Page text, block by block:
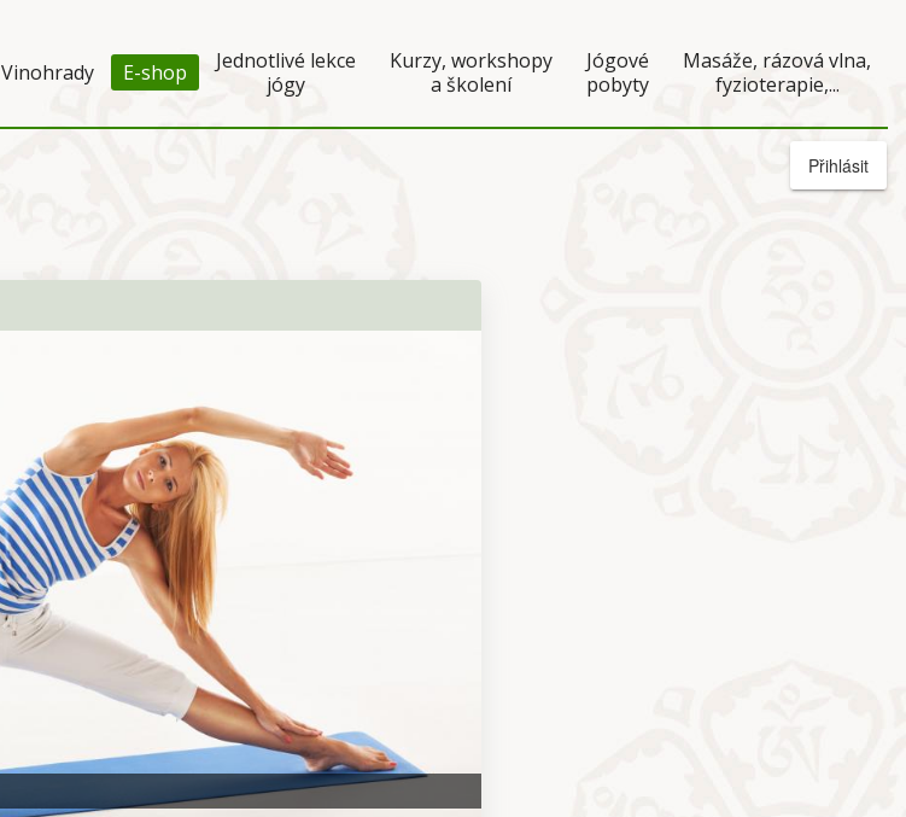
Vinohrady E-shop
Jednotlivé lekce
jógy
Kurzy, workshopy
a školení
Jógové
pobyty
Masáže, rázová vlna,
fyzioterapie,...
Přihlásit